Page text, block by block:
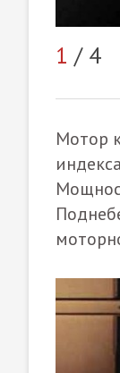
1 / 4
Мотор